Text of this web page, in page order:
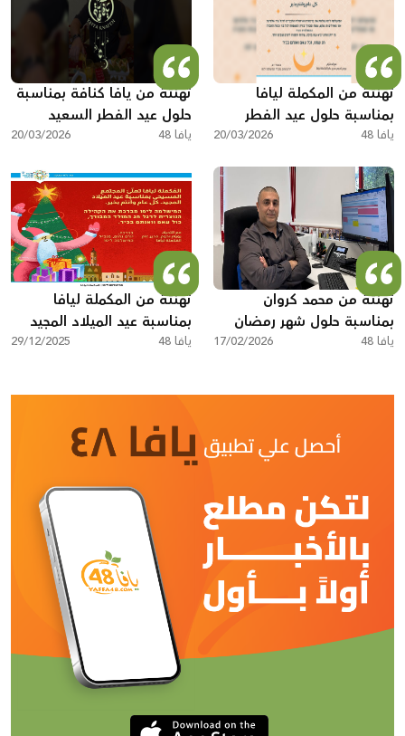
تهنئة من المكملة ليافا
بمناسبة حلول عيد الفطر
السعيد
يافا 48 20/03/2026
تهنئة من يافا كنافة بمناسبة
حلول عيد الفطر السعيد
يافا 48 20/03/2026
تهنئة من محمد كروان
بمناسبة حلول شهر رمضان
المبارك
يافا 48 17/02/2026
تهنئة من المكملة ليافا
بمناسبة عيد الميلاد المجيد
يافا 48 29/12/2025